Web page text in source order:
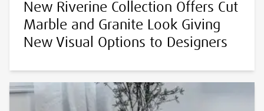
New Riverine Collection Offers Cut
Marble and Granite Look Giving
New Visual Options to Designers